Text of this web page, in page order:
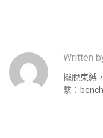
Written
擺脫束縛
繫：